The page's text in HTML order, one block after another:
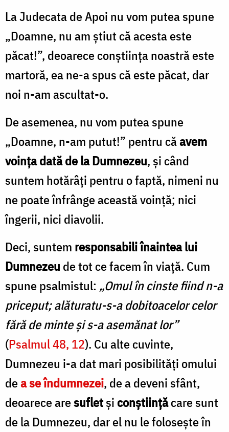
La Judecata de Apoi nu vom putea spune
„Doamne, nu am știut că acesta este
păcat!”, deoarece conștiința noastră este
martoră, ea ne-a spus că este păcat, dar
noi n-am ascultat-o.
De asemenea, nu vom putea spune
„Doamne, n-am putut!” pentru căavem
voința dată de la Dumnezeu, și când
suntem hotărâți pentru o faptă, nimeni nu
ne poate înfrânge această voință; nici
îngerii, nici diavolii.
Deci, suntem responsabili înaintea lui
Dumnezeu de tot ce facem în viață. Cum
spune psalmistul: „Omul în cinste fiind n-a
priceput; alăturatu-s-a dobitoacelor celor
fără de minte și s-a asemănat lor”
(Psalmul 48, 12). Cu alte cuvinte,
Dumnezeu i-a dat mari posibilități omului
dea se îndumnezei, de a deveni sfânt,
deoarece aresufletșiconștiințăcare sunt
de la Dumnezeu, dar el nu le folosește în